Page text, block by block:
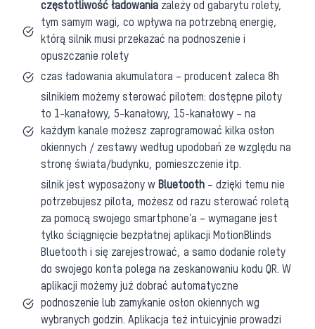
częstotliwość ładowania zależy od gabarytu rolety,
tym samym wagi, co wpływa na potrzebną energię,
którą silnik musi przekazać na podnoszenie i
opuszczanie rolety
czas ładowania akumulatora – producent zaleca 8h
silnikiem możemy sterować pilotem: dostępne piloty
to 1-kanałowy, 5-kanałowy, 15-kanałowy – na
każdym kanale możesz zaprogramować kilka osłon
okiennych / zestawy według upodobań ze względu na
stronę świata/budynku, pomieszczenie itp.
silnik jest wyposażony w Bluetooth – dzięki temu nie
potrzebujesz pilota, możesz od razu sterować roletą
za pomocą swojego smartphone’a – wymagane jest
tylko ściągnięcie bezpłatnej aplikacji MotionBlinds
Bluetooth i się zarejestrować, a samo dodanie rolety
do swojego konta polega na zeskanowaniu kodu QR. W
aplikacji możemy już dobrać automatyczne
podnoszenie lub zamykanie osłon okiennych wg
wybranych godzin. Aplikacja też intuicyjnie prowadzi